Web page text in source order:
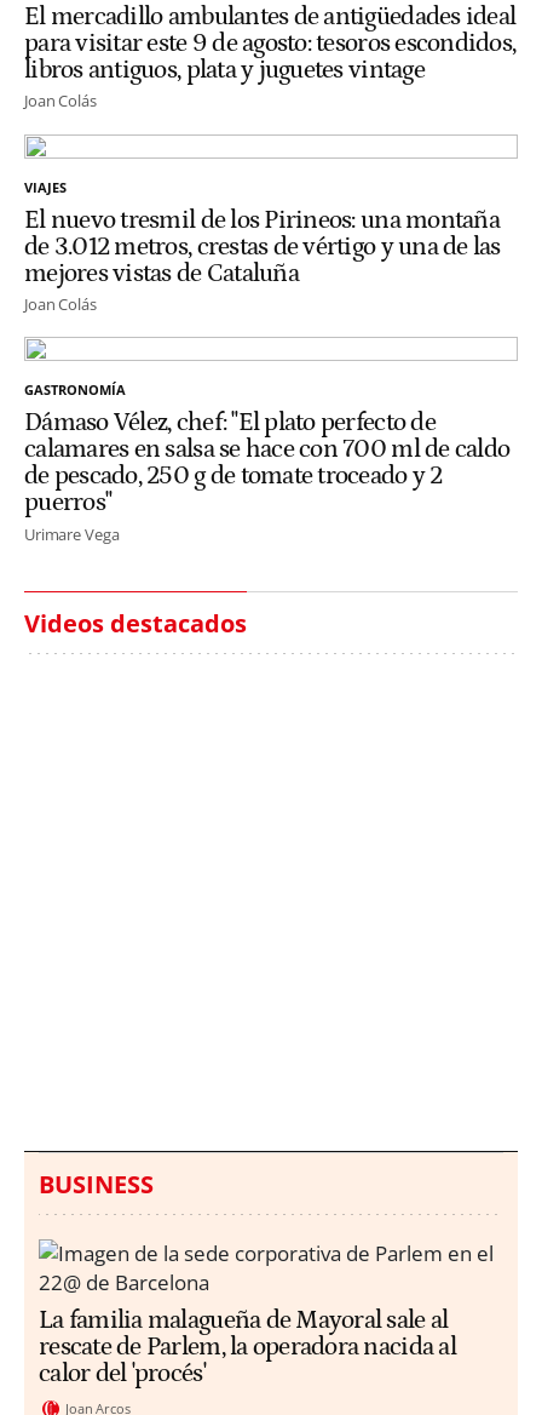
El mercadillo ambulantes de antigüedades ideal
para visitar este 9 de agosto: tesoros escondidos,
libros antiguos, plata y juguetes vintage
Joan Colás
VIAJES
El nuevo tresmil de los Pirineos: una montaña
de 3.012 metros, crestas de vértigo y una de las
mejores vistas de Cataluña
Joan Colás
GASTRONOMÍA
Dámaso Vélez, chef: "El plato perfecto de
calamares en salsa se hace con 700 ml de caldo
de pescado, 250 g de tomate troceado y 2
puerros"
Urimare Vega
Videos destacados
BUSINESS
La familia malagueña de Mayoral sale al
rescate de Parlem, la operadora nacida al
calor del 'procés'
Joan Arcos